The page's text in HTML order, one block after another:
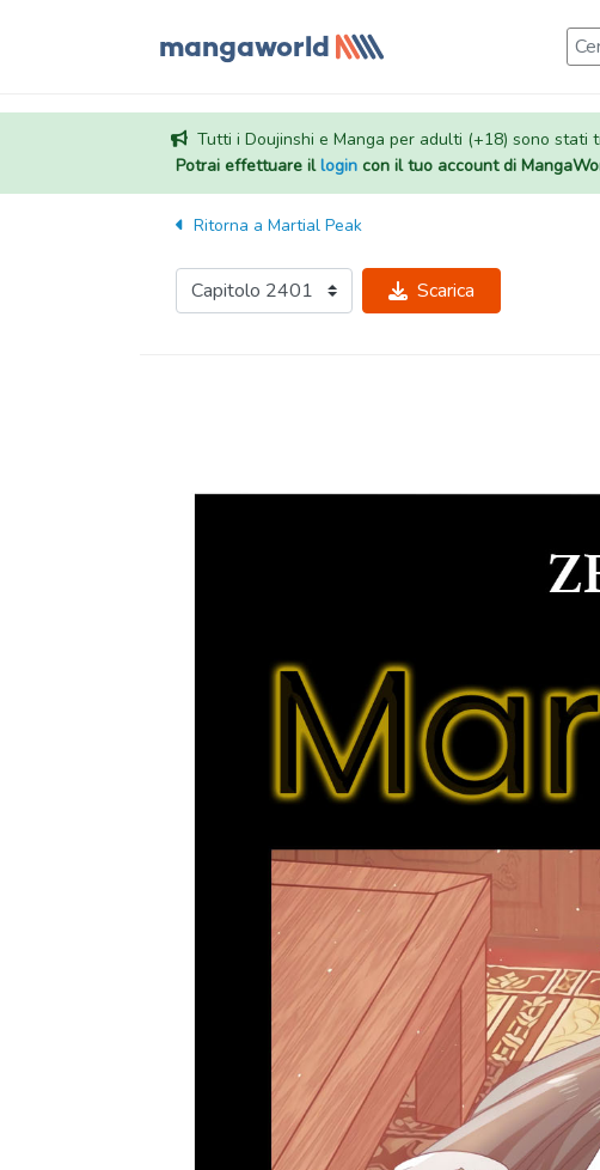
Tutti i Doujinshi e Manga per adulti (+18) sono stati
Potrai effettuare illogincon il tuo account di
Ritorna a Martial Peak
Scarica